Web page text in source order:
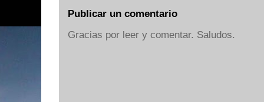
Publicar un comentario
Gracias por leer y comentar. Saludos.